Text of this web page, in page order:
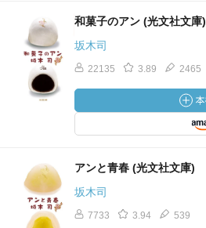
和菓子のアン (光文社文庫)
坂木司
22135 3.89 2465
アンと青春 (光文社文庫)
坂木司
7733 3.94 539